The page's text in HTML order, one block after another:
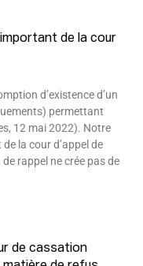
de la cour
d’existence d’un
permettant
12 mai 2022). Notre
la cour d’appel de
rappel ne crée pas de
de cassation